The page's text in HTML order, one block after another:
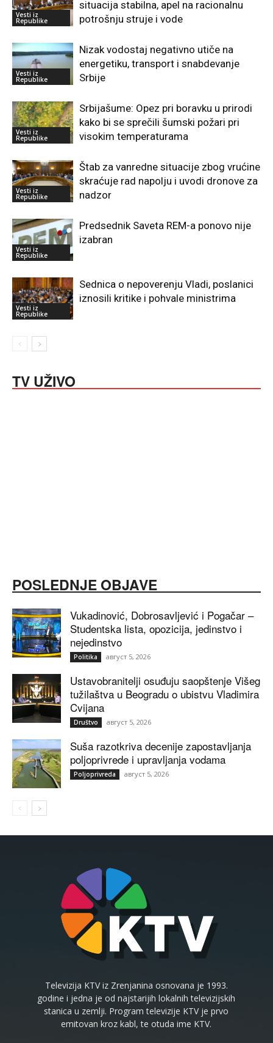
Vesti iz
Republike
situacija stabilna, apel na racionalnu
potrošnju struje i vode
Vesti iz
Republike
Nizak vodostaj negativno utiče na
energetiku, transport i snabdevanje
Srbije
Vesti iz
Republike
Srbijašume: Opez pri boravku u prirodi
kako bi se sprečili šumski požari pri
visokim temperaturama
Vesti iz
Republike
Štab za vanredne situacije zbog vrućine
skraćuje rad napolju i uvodi dronove za
nadzor
Vesti iz
Republike
Predsednik Saveta REM-a ponovo nije
izabran
Vesti iz
Republike
Sednica o nepoverenju Vladi, poslanici
iznosili kritike i pohvale ministrima
TV UŽIVO
POSLEDNJE OBJAVE
Vukadinović, Dobrosavljević i Pogačar –
Studentska lista, opozicija, jedinstvo i
nejedinstvo
Politika август 5, 2026
Ustavobranitelji osuđuju saopštenje Višeg
tužilaštva u Beogradu o ubistvu Vladimira
Cvijana
Društvo август 5, 2026
Suša razotkriva decenije zapostavljanja
poljoprivrede i upravljanja vodama
Poljoprivreda август 5, 2026
Televizija KTV iz Zrenjanina osnovana je 1993.
godine i jedna je od najstarijih lokalnih televizijskih
stanica u zemlji. Program televizije KTV je prvo
emitovan kroz kabl, te otuda ime KTV.